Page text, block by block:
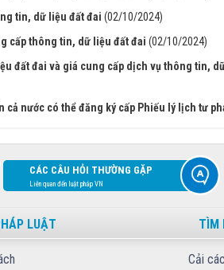
tin, dữ liệu đất đai (02/10/2024)
cấp thông tin, dữ liệu đất đai (02/10/2024)
đất đai và giá cung cấp dịch vụ thông tin,
cả nước có thể đăng ký cấp Phiếu lý lịch tư
CÁC CÂU HỎI THƯỜNG GẶP
Liên quan đến luật pháp VN
LUẬT TÌM
Cải